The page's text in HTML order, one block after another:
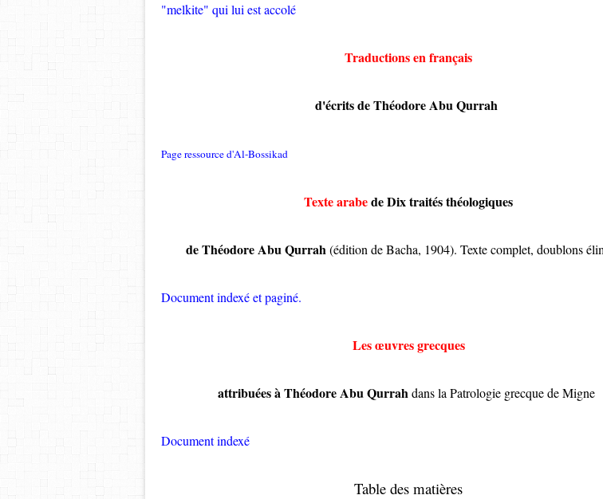
"melkite" qui lui est accolé
Traductions en français
d'écrits de Théodore Abu Qurrah
Page ressource d'Al-Bossikad
Texte arabede Dix traités théologiques
de Théodore Abu Qurrah(édition de Bacha, 1904). Texte complet, doublons
Document indexé et paginé.
Les œuvres grecques
attribuées à Théodore Abu Qurrahdans la Patrologie grecque de Migne
Document indexé
Table des matières